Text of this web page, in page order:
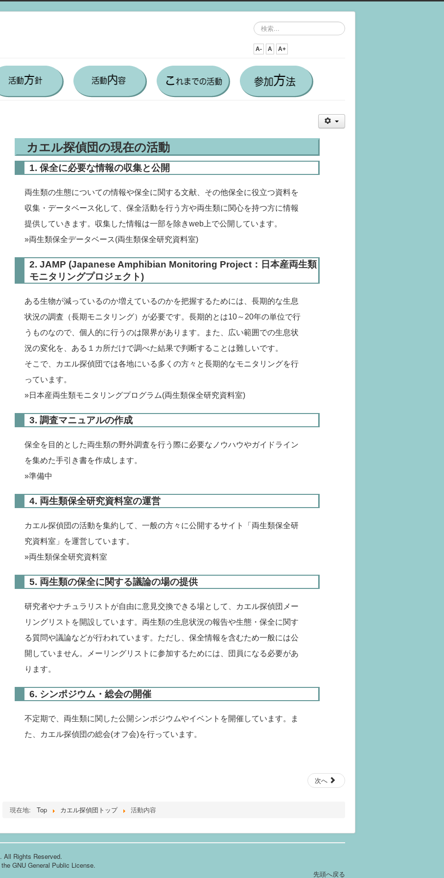
検
索...
A- A A+
カエル探偵団の現在の活動
1. 保全に必要な情報の収集と公開
両生類の生態についての情報や保全に関する文献、その他保全に役立つ資料を
収集・データベース化して、保全活動を行う方や両生類に関心を持つ方に情報
提供していきます。 収集した情報は一部を除きweb上で公開しています。
»両生類保全データベース(両生類保全研究資料室)
2. JAMP (Japanese Amphibian Monitoring Project：日本産両生類
モニタリングプロジェクト)
ある生物が減っているのか増えているのかを把握するためには、長期的な生息
状況の調査（長期モニタリング）が必要です。長期的とは10～20年の単位で行
うものなので、個人的に行うのは限界があります。また、広い範囲での生息状
況の変化を、ある１カ所だけで調べた結果で判断することは難しいです。
そこで、カエル探偵団では各地にいる多くの方々と長期的なモニタリングを行
っています。
»日本産両生類モニタリングプログラム(両生類保全研究資料室)
3. 調査マニュアルの作成
保全を目的とした両生類の野外調査を行う際に必要なノウハウやガイドライン
を集めた手引き書を作成します。
»準備中
4. 両生類保全研究資料室の運営
カエル探偵団の活動を集約して、一般の方々に公開するサイト「両生類保全研
究資料室」を運営しています。
»両生類保全研究資料室
5. 両生類の保全に関する議論の場の提供
研究者やナチュラリストが自由に意見交換できる場として、カエル探偵団メー
リングリストを開設しています。両生類の生息状況の報告や生態・保全に関す
る質問や議論などが行われています。ただし、保全情報を含むため一般には公
開していません。メーリングリストに参加するためには、団員になる必要があ
ります。
6. シンポジウム・総会の開催
不定期で、両生類に関した公開シンポジウムやイベントを開催しています。ま
た、カエル探偵団の総会(オフ会)を行っています。
次へ
現在地: Top カエル探偵団トップ 活動内容
All Rights Reserved.
GNU General Public License.
先頭へ戻る